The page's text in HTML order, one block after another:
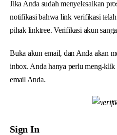
Jika Anda sudah menyelesaikan
notifikasi bahwa link verifikasi
pihak linktree. Verifikasi akun
Buka akun email, dan Anda akan
inbox. Anda hanya perlu meng-
email Anda.
Sign In